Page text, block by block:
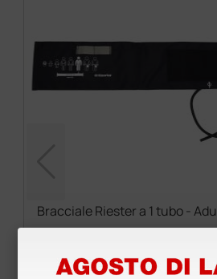
Bracciale Riester a 1 tubo -
30,60 €